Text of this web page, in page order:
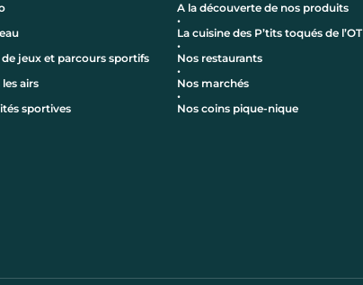
de jeux et parcours sportifs
les airs
sportives
A la découverte de nos produits
•
La cuisine des P’tits toqués de l’OT
•
Nos restaurants
•
Nos marchés
•
Nos coins pique-nique